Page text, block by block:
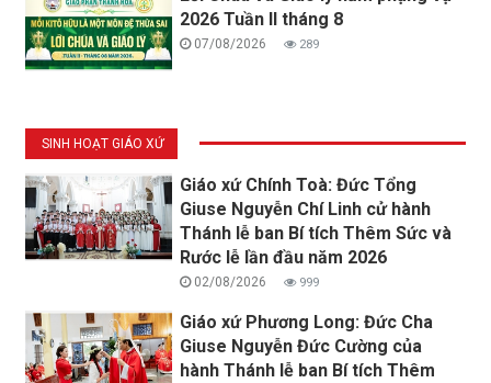
2026 Tuần II tháng 8
07/08/2026 289
SINH HOẠT GIÁO XỨ
Giáo xứ Chính Toà: Đức Tổng
Giuse Nguyễn Chí Linh cử hành
Thánh lễ ban Bí tích Thêm Sức và
Rước lễ lần đầu năm 2026
02/08/2026 999
Giáo xứ Phương Long: Đức Cha
Giuse Nguyễn Đức Cường của
hành Thánh lễ ban Bí tích Thêm